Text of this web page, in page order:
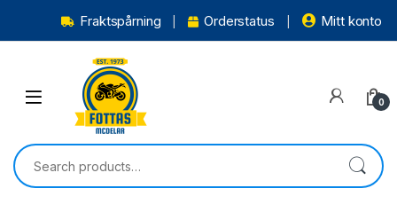
Fraktspårning Orderstatus Mitt konto
0